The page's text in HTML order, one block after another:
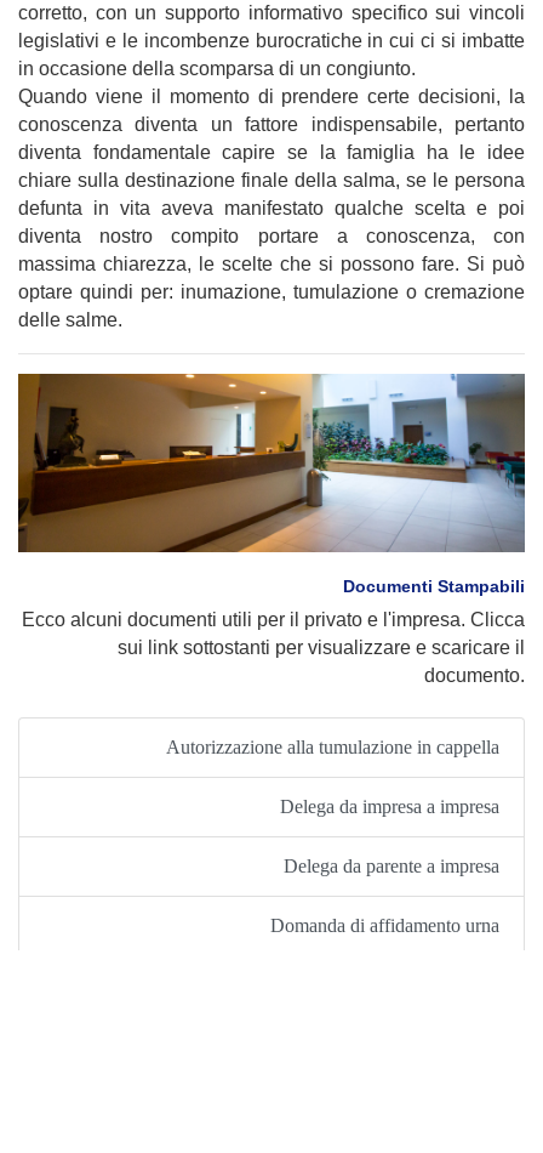
corretto, con un supporto informativo specifico sui vincoli
legislativi e le incombenze burocratiche in cui ci si imbatte
in occasione della scomparsa di un congiunto.
Quando viene il momento di prendere certe decisioni, la
conoscenza diventa un fattore indispensabile, pertanto
diventa fondamentale capire se la famiglia ha le idee
chiare sulla destinazione finale della salma, se le persona
defunta in vita aveva manifestato qualche scelta e poi
diventa nostro compito portare a conoscenza, con
massima chiarezza, le scelte che si possono fare. Si può
optare quindi per: inumazione, tumulazione o cremazione
delle salme.
Documenti Stampabili
Ecco alcuni documenti utili per il privato e l'impresa. Clicca
sui link sottostanti per visualizzare e scaricare il
documento.
Autorizzazione alla tumulazione in cappella
Delega da impresa a impresa
Delega da parente a impresa
Domanda di affidamento urna